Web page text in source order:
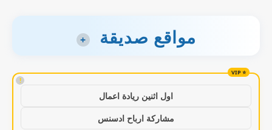
مواقع صديقة +
!
اول اثنين ريادة اعمال
مشاركة ارباح ادسنس